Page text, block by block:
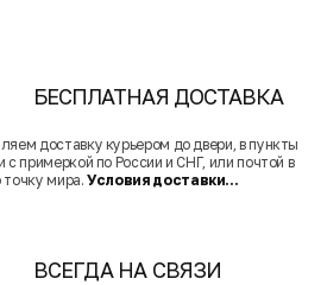
БЕСПЛАТНАЯ ДОСТАВКА
доставку курьером до двери, в пункты
с примеркой по России и СНГ, или почтой в
мира.Условия доставки...
ВСЕГДА НА СВЯЗИ